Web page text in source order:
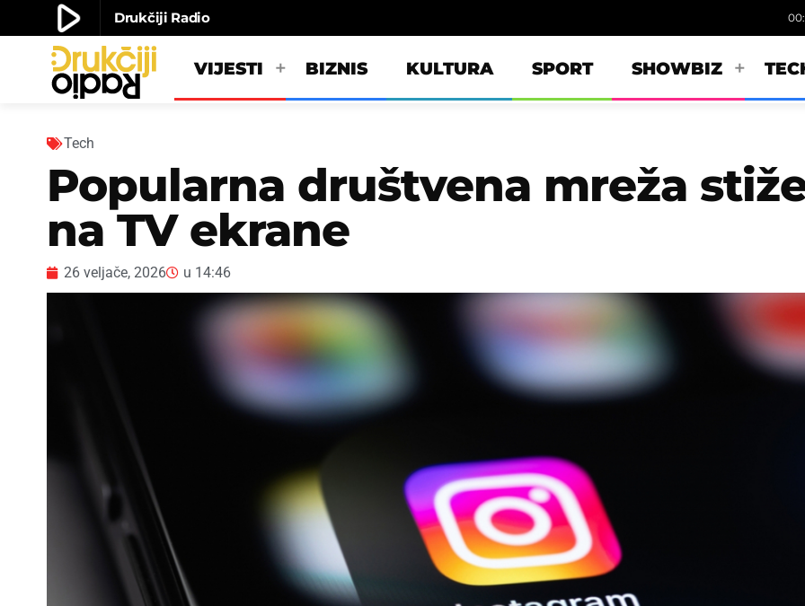
play_arrow Drukčiji Radio
play_arrow Drukčiji radioVIJESTI BIZNIS KULTURA SPORT SHOWBIZ
Tech
Popularna društvena mreža
na TV ekrane
26 veljače, 2026 u 14:46